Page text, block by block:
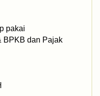
pakai
BPKB dan Pajak